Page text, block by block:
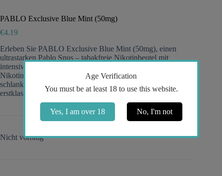
PABLO Exclusive Blue Mint (50mg)
€4.19
Erleben Sie PABLO Exclusive Blue Mint (50mg), einen
ultrastarken Pablo Snus – tabakfreie Nikotinbeutel mit
intensivem, eisigem Minzgeschmack, schneller 50 mg
Nikotinabgabe und lang anhaltender Frische in diskreten,
schlanken Portionen für erfahrene Konsumenten, die
erstklassige Power und Leistung suchen.
Nicht vorrätig
Age Verification
You must be at least 18 to use this website.
Yes, I am over 18 No, I'm not